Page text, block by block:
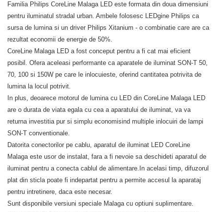
Familia Philips CoreLine Malaga LED este formata din doua dimensiuni
pentru iluminatul stradal urban. Ambele folosesc LEDgine Philips ca
sursa de lumina si un driver Philips Xitanium - o combinatie care are ca
rezultat economii de energie de 50%.
CoreLine Malaga LED a fost conceput pentru a fi cat mai eficient
posibil. Ofera aceleasi performante ca aparatele de iluminat SON-T 50,
70, 100 si 150W pe care le inlocuieste, oferind cantitatea potrivita de
lumina la locul potrivit.
In plus, deoarece motorul de lumina cu LED din CoreLine Malaga LED
are o durata de viata egala cu cea a aparatului de iluminat, va va
returna investitia pur si simplu economisind multiple inlocuiri de lampi
SON-T conventionale.
Datorita conectorilor pe cablu, aparatul de iluminat LED CoreLine
Malaga este usor de instalat, fara a fi nevoie sa deschideti aparatul de
iluminat pentru a conecta cablul de alimentare.In acelasi timp, difuzorul
plat din sticla poate fi indepartat pentru a permite accesul la aparataj
pentru intretinere, daca este necesar.
Sunt disponibile versiuni speciale Malaga cu optiuni suplimentare.